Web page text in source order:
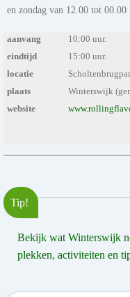
en zondag van 12.00 tot 00.00
aanvang
10:00 uur.
eindtijd
15:00 uur.
locatie
plaats
Winterswijk
website
Tip!
Bekijk wat Winterswijk
plekken, activiteiten en